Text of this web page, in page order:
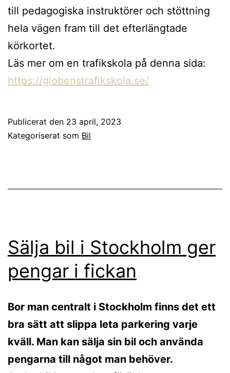
till pedagogiska instruktörer och stöttning
hela vägen fram till det efterlängtade
körkortet.
Läs mer om en trafikskola på denna sida:
https://globenstrafikskola.se/
Publicerat den 23 april, 2023
Kategoriserat som Bil
Sälja bil i Stockholm ger
pengar i fickan
Bor man centralt i Stockholm finns det ett
bra sätt att slippa leta parkering varje
kväll. Man kan sälja sin bil och använda
pengarna till något man behöver.